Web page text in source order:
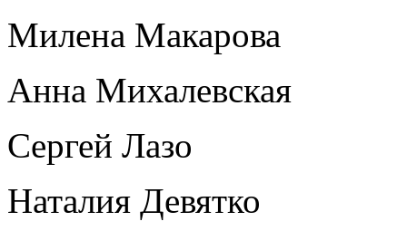
Милена Макарова
Анна Михалевская
Сергей Лазо
Наталия Девятко